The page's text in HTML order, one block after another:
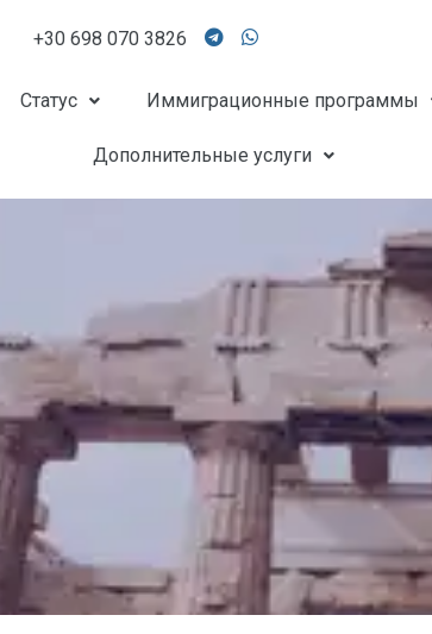
+30 698 070 3826
Статус Иммиграционные программы
Дополнительные услуги